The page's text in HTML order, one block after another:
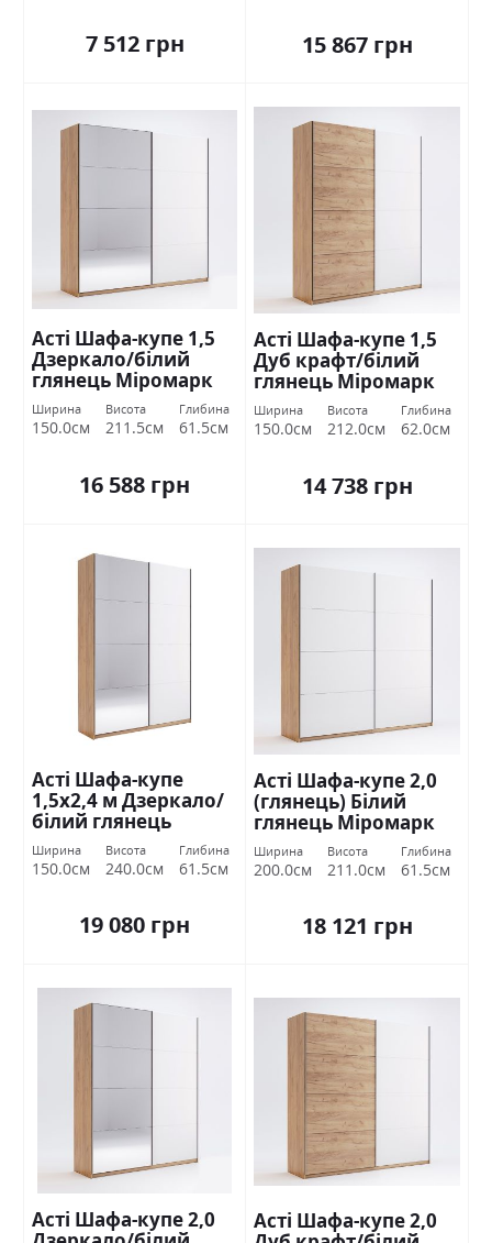
7 512 грн 15 867 грн
Асті Шафа-купе 1,5
Дзеркало/білий
глянець Міромарк
Ширина
150.0см
Висота
211.5см
Глибина
61.5см
16 588 грн
Асті Шафа-купе 1,5
Дуб крафт/білий
глянець Міромарк
Ширина
150.0см
Висота
212.0см
Глибина
62.0см
14 738 грн
Асті Шафа-купе
1,5х2,4 м Дзеркало/
білий глянець
Міромарк
Ширина
150.0см
Висота
240.0см
Глибина
61.5см
19 080 грн
Асті Шафа-купе 2,0
(глянець) Білий
глянець Міромарк
Ширина
200.0см
Висота
211.0см
Глибина
61.5см
18 121 грн
Асті Шафа-купе 2,0
Асті Шафа-купе 2,0